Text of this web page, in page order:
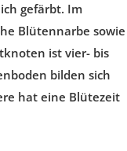
gefärbt. Im
Blütennarbe sowie
ist vier- bis
bilden sich
hat eine Blütezeit